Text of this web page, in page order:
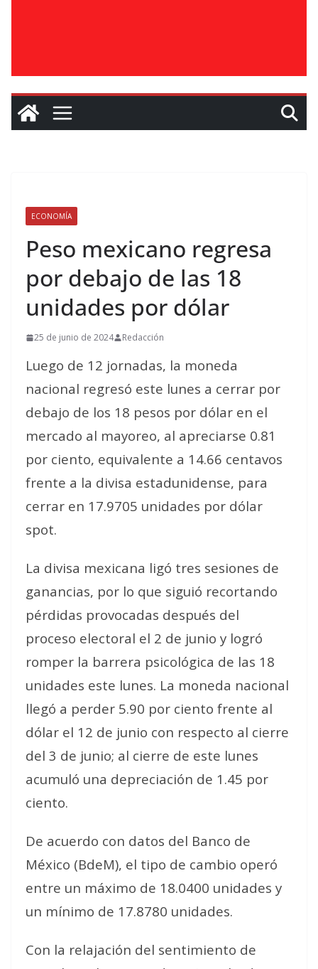
ECONOMÍA
Peso mexicano regresa
por debajo de las 18
unidades por dólar
25 de junio de 2024 Redacción
Luego de 12 jornadas, la moneda
nacional regresó este lunes a cerrar por
debajo de los 18 pesos por dólar en el
mercado al mayoreo, al apreciarse 0.81
por ciento, equivalente a 14.66 centavos
frente a la divisa estadunidense, para
cerrar en 17.9705 unidades por dólar
spot.
La divisa mexicana ligó tres sesiones de
ganancias, por lo que siguió recortando
pérdidas provocadas después del
proceso electoral el 2 de junio y logró
romper la barrera psicológica de las 18
unidades este lunes. La moneda nacional
llegó a perder 5.90 por ciento frente al
dólar el 12 de junio con respecto al cierre
del 3 de junio; al cierre de este lunes
acumuló una depreciación de 1.45 por
ciento.
De acuerdo con datos del Banco de
México (BdeM), el tipo de cambio operó
entre un máximo de 18.0400 unidades y
un mínimo de 17.8780 unidades.
Con la relajación del sentimiento de